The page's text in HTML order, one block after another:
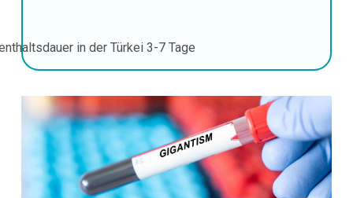
in der Türkei 3-7 Tage